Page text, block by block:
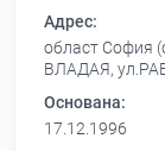
Адрес:
област София
ВЛАДАЯ,
Основана:
17.12.1996